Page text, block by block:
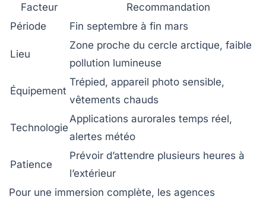
Facteur
Recommandation
Période
Fin septembre à fin mars
Lieu
Zone proche du cercle arctique, faible
pollution lumineuse
Équipement
Trépied, appareil photo sensible,
vêtements chauds
Technologie
Applications aurorales temps réel,
alertes météo
Patience
Prévoir d’attendre plusieurs heures à
l’extérieur
Pour une immersion complète, les agences